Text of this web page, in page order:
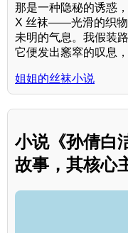
那是一种隐秘的诱惑
X 丝袜——光滑的织物
未明的气息。我假装
它便发出窸窣的叹息
姐姐的丝袜小说
小说《孙倩白
故事，其核心